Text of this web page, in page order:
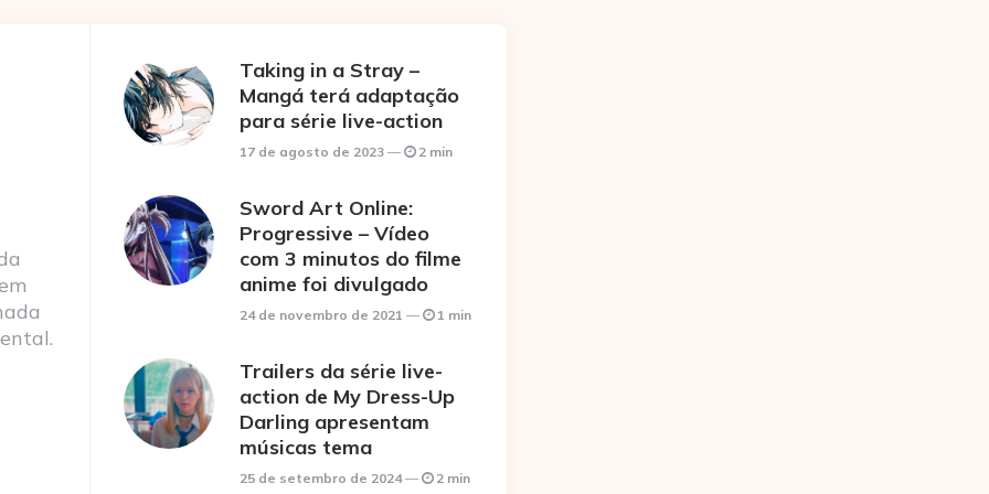
Taking in a Stray –
Mangá terá adaptação
para série live-action
17 de agosto de 2023 2 min
Sword Art Online:
Progressive – Vídeo
com 3 minutos do filme
anime foi divulgado
24 de novembro de 2021 1 min
Trailers da série live-
action de My Dress-Up
Darling apresentam
músicas tema
25 de setembro de 2024 2 min